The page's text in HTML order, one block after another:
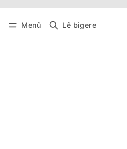
Menû Lê bigere
Têkevê Bûltena belaş bistîne